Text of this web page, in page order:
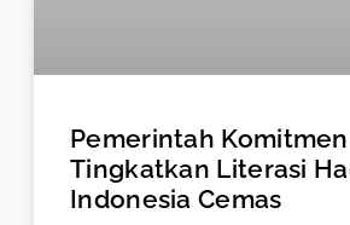
Pemerintah Komitmen
Tingkatkan Literasi
Indonesia Cemas